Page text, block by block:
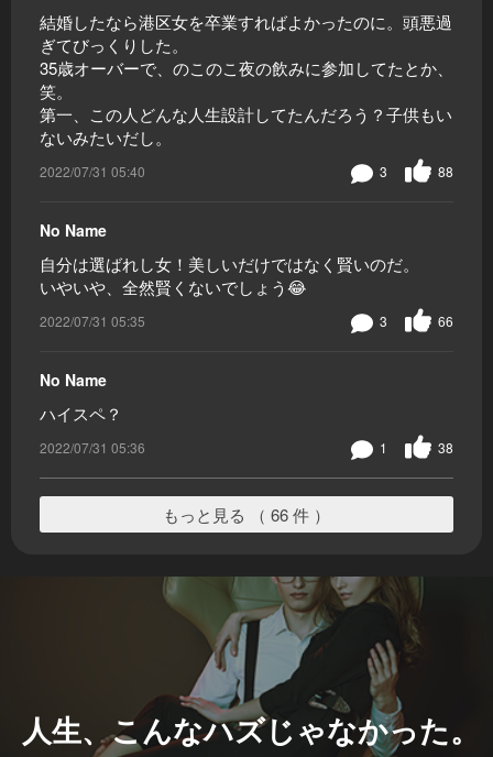
結婚したなら港区女を卒業すればよかったのに。頭悪過
ぎてびっくりした。
35歳オーバーで、のこのこ夜の飲みに参加してたとか、
笑。
第一、この人どんな人生設計してたんだろう？子供もい
ないみたいだし。
2022/07/31 05:40 88
3
No Name
自分は選ばれし女！美しいだけではなく賢いのだ。
いやいや、全然賢くないでしょう😂
2022/07/31 05:35 66
3
No Name
ハイスペ？
2022/07/31 05:36 38
1
もっと見る （ 66 件 ）
人生、こんなハズじゃなかった。